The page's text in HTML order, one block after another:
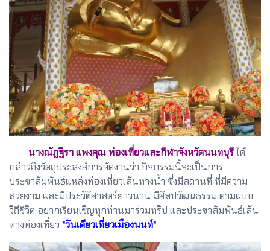
นางณัฏฐิรา แพงคุณ ท่องเที่ยวและกีฬาจังหวัดนนทบุรีได้
กล่าวถึงวัตถุประสงค์การจัดงานว่า กิจกรรมนี้จะเป็นการ
ประชาสัมพันธ์แหล่งท่องเที่ยวเส้นทางน้ำ ซึ่งมีสถานที่ ที่มีความ
สวยงาม และมีประวัติศาสตร์ยาวนาน มีศิลปวัฒนธรรม ตามแบบ
วิถีชีวิต อยากเรียนเชิญทุกท่านมาร่วมทริป และประชาสัมพันธ์เส้น
ทางท่องเที่ยว "วันเดียวเที่ยวเมืองนนท์"